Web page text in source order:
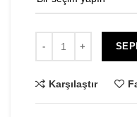
Karşılaştır